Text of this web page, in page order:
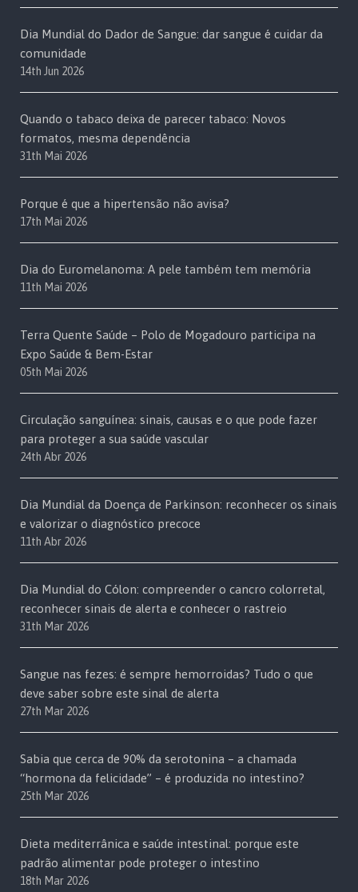
Dia Mundial do Dador de Sangue: dar sangue é cuidar da
comunidade
14th Jun 2026
Quando o tabaco deixa de parecer tabaco: Novos
formatos, mesma dependência
31th Mai 2026
Porque é que a hipertensão não avisa?
17th Mai 2026
Dia do Euromelanoma: A pele também tem memória
11th Mai 2026
Terra Quente Saúde – Polo de Mogadouro participa na
Expo Saúde & Bem-Estar
05th Mai 2026
Circulação sanguínea: sinais, causas e o que pode fazer
para proteger a sua saúde vascular
24th Abr 2026
Dia Mundial da Doença de Parkinson: reconhecer os sinais
e valorizar o diagnóstico precoce
11th Abr 2026
Dia Mundial do Cólon: compreender o cancro colorretal,
reconhecer sinais de alerta e conhecer o rastreio
31th Mar 2026
Sangue nas fezes: é sempre hemorroidas? Tudo o que
deve saber sobre este sinal de alerta
27th Mar 2026
Sabia que cerca de 90% da serotonina – a chamada
“hormona da felicidade” – é produzida no intestino?
25th Mar 2026
Dieta mediterrânica e saúde intestinal: porque este
padrão alimentar pode proteger o intestino
18th Mar 2026